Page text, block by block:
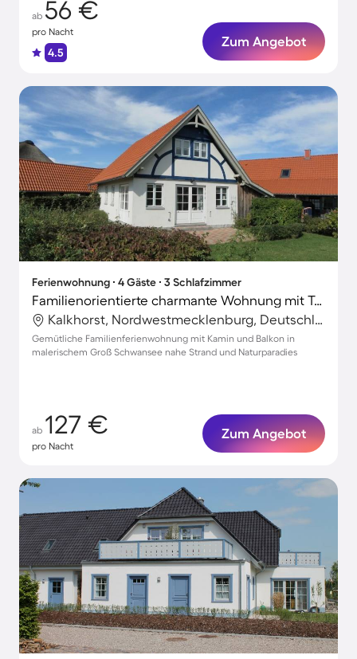
ab 56 €
pro Nacht
4.5
Zum Angebot
Ferienwohnung ∙ 4 Gäste ∙ 3 Schlafzimmer
Familienorientierte charmante Wohnung mit Terrasse und Garten
Kalkhorst, Nordwestmecklenburg, Deutschland
Gemütliche Familienferienwohnung mit Kamin und Balkon in
malerischem Groß Schwansee nahe Strand und Naturparadies
ab 127 €
pro Nacht
Zum Angebot